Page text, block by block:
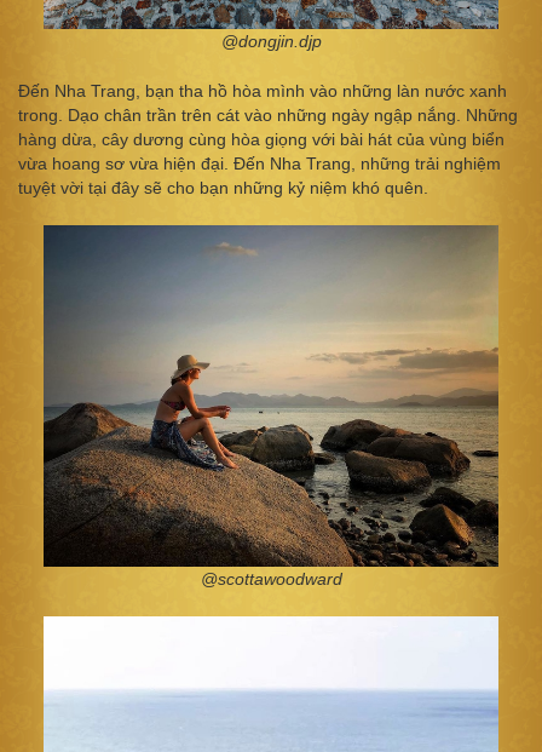
@dongjin.djp
Đến Nha Trang, bạn tha hồ hòa mình vào những làn nước xanh
trong. Dạo chân trần trên cát vào những ngày ngập nắng. Những
hàng dừa, cây dương cùng hòa giọng với bài hát của vùng biển
vừa hoang sơ vừa hiện đại. Đến Nha Trang, những trải nghiệm
tuyệt vời tại đây sẽ cho bạn những kỷ niệm khó quên.
@scottawoodward